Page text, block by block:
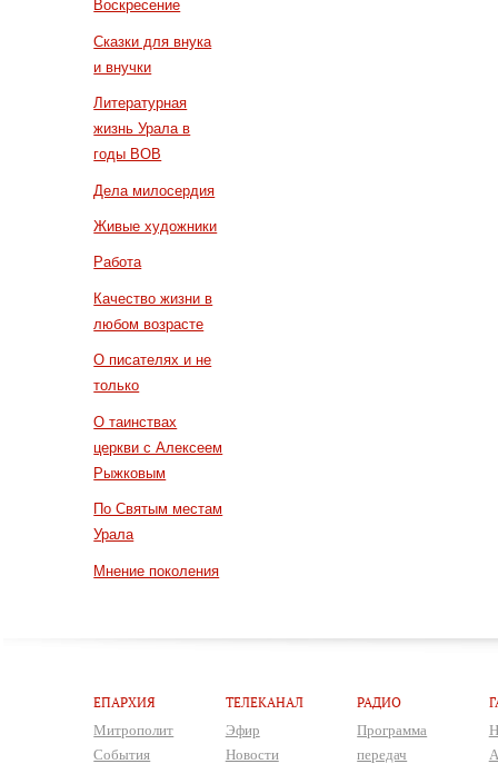
Воскресение
Сказки для внука
и внучки
Литературная
жизнь Урала в
годы ВОВ
Дела милосердия
Живые художники
Работа
Качество жизни в
любом возрасте
О писателях и не
только
О таинствах
церкви с Алексеем
Рыжковым
По Святым местам
Урала
Мнение поколения
ЕПАРХИЯ
Митрополит
События
ТЕЛЕКАНАЛ
Эфир
Новости
РАДИО
Программа
передач